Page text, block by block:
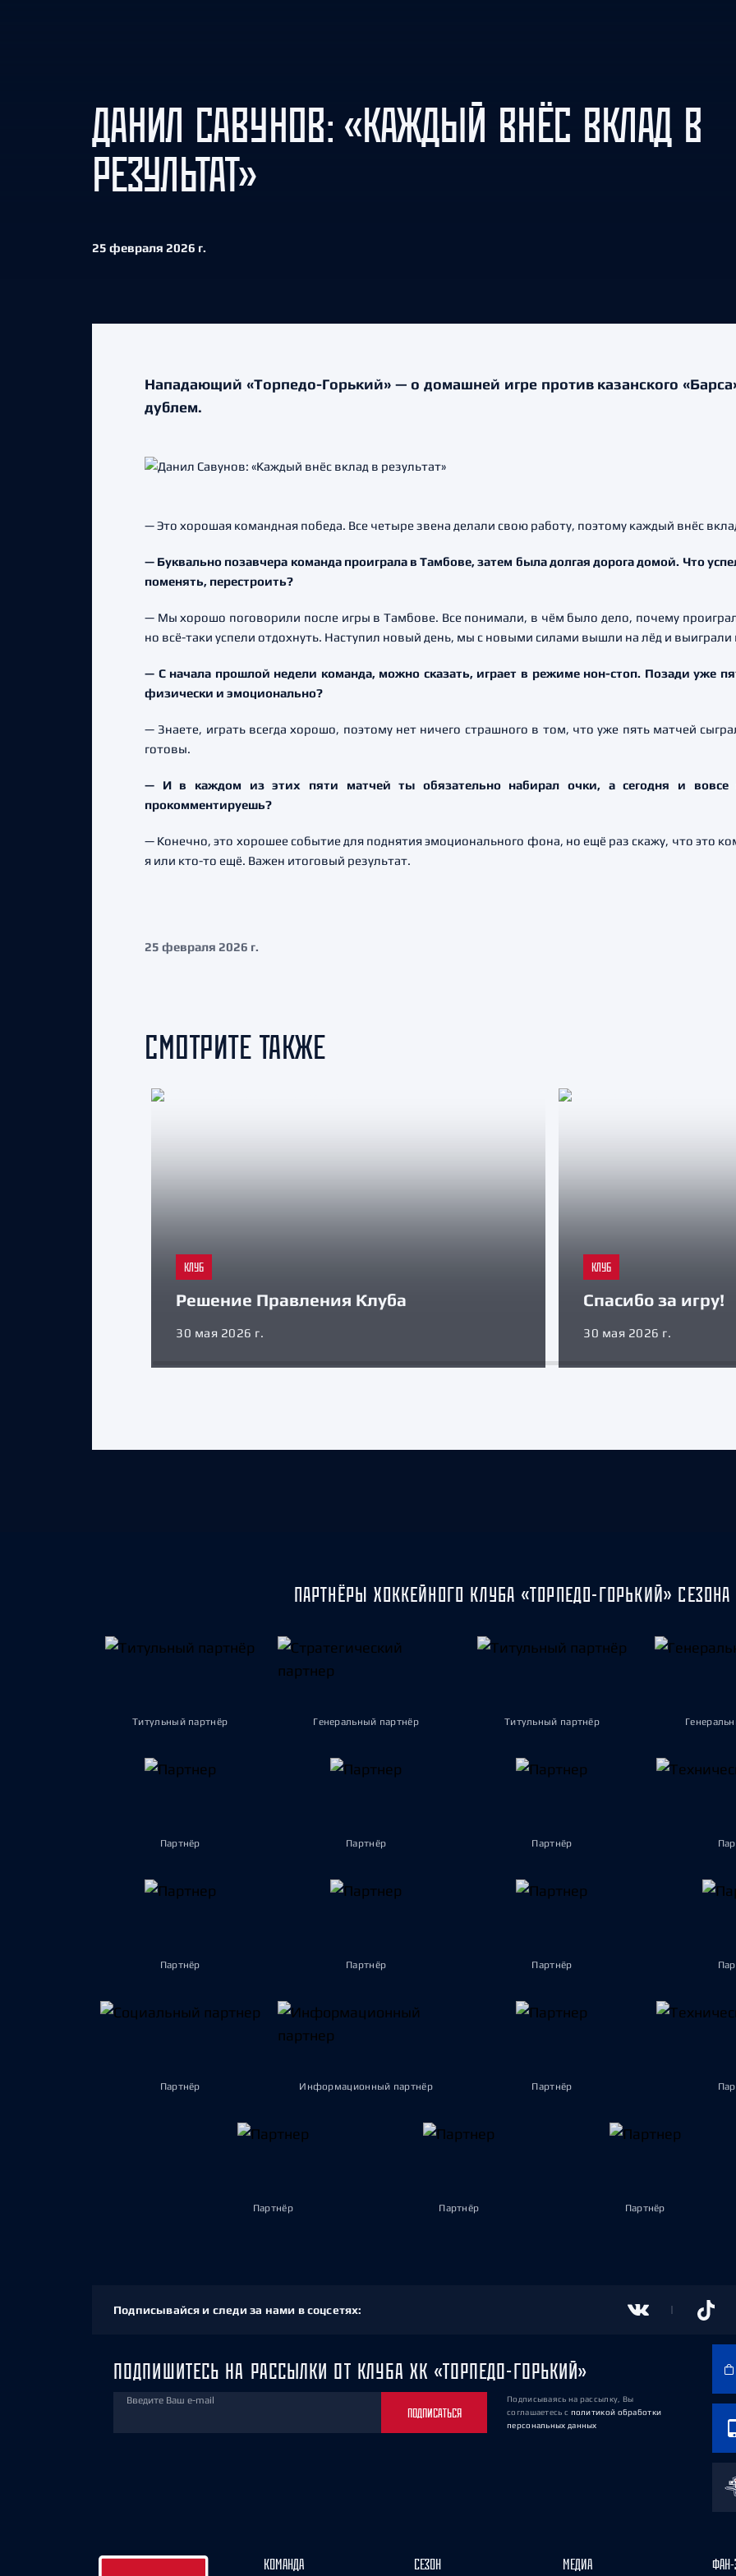
ДАНИЛ САВУНОВ: «КАЖДЫЙ ВНЁС ВКЛАД В
РЕЗУЛЬТАТ»
25 февраля 2026 г.
Нападающий «Торпедо-Горький» — о домашней игре против казанского
дублем.
— Это хорошая командная победа. Все четыре звена делали свою работу, поэтому каждый внёс
— Буквально позавчера команда проиграла в Тамбове, затем была долгая дорога домой. Что
поменять, перестроить?
— Мы хорошо поговорили после игры в Тамбове. Все понимали, в чём было дело, почему
но всё-таки успели отдохнуть. Наступил новый день, мы с новыми силами вышли на лёд и выиграли
— С начала прошлой недели команда, можно сказать, играет в режиме нон-стоп. Позади уже
физически и эмоционально?
— Знаете, играть всегда хорошо, поэтому нет ничего страшного в том, что уже пять матчей
готовы.
— И в каждом из этих пяти матчей ты обязательно набирал очки, а сегодня и
прокомментируешь?
— Конечно, это хорошее событие для поднятия эмоционального фона, но ещё раз скажу, что это
я или кто-то ещё. Важен итоговый результат.
25 февраля 2026 г.
СМОТРИТЕ ТАКЖЕ
КЛУБ
Решение Правления Клуба
30 мая 2026 г.
КЛУБ
Спасибо за игру!
30 мая 2026 г.
ПАРТНЁРЫ ХОККЕЙНОГО КЛУБА «ТОРПЕДО-ГОРЬКИЙ» СЕЗОНА
Титульный партнёр Генеральный партнёр Титульный партнёр
Партнёр Партнёр Партнёр
Партнёр Партнёр Партнёр
Партнёр Информационный партнёр Партнёр
Партнёр Партнёр Партнёр
Подписывайся и следи за нами в соцсетях:
ПОДПИШИТЕСЬ НА РАССЫЛКИ ОТ КЛУБА ХК «ТОРПЕДО-ГОРЬКИЙ»
Введите Ваш e-mail
ПОДПИСАТЬСЯ
Подписываясь на рассылку, Вы
соглашаетесь с политикой обработки
персональных данных
КОМАНДА СЕЗОН МЕДИА ФАН-